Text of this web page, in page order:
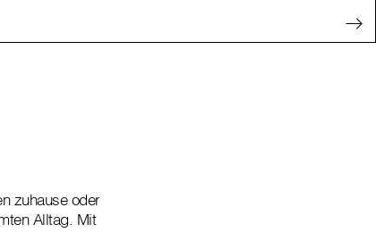
zuhause oder
Alltag. Mit